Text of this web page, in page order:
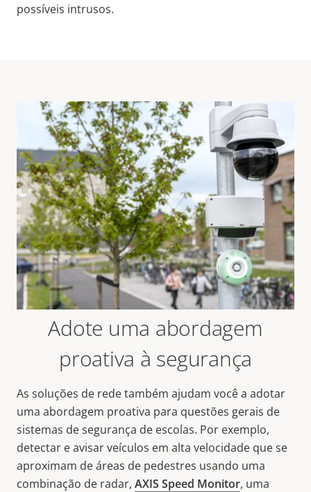
possíveis intrusos.
Adote uma abordagem
proativa à segurança
As soluções de rede também ajudam você a adotar
uma abordagem proativa para questões gerais de
sistemas de segurança de escolas. Por exemplo,
detectar e avisar veículos em alta velocidade que se
aproximam de áreas de pedestres usando uma
combinação de radar, AXIS Speed Monitor, uma